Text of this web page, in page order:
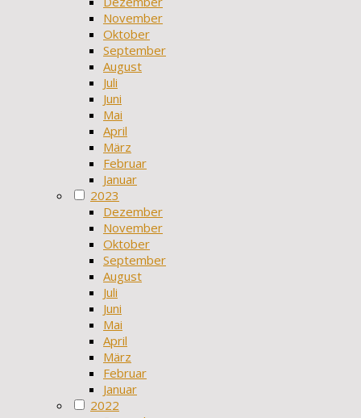
November
Oktober
September
August
Juli
Juni
Mai
April
März
Februar
Januar
2023
Dezember
November
Oktober
September
August
Juli
Juni
Mai
April
März
Februar
Januar
2022